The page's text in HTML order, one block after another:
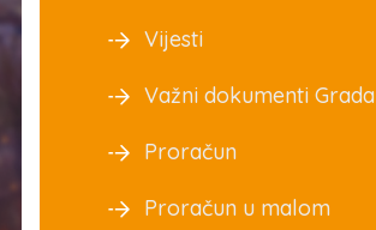
Vijesti
Važni dokumenti Grada
Proračun
Proračun u malom